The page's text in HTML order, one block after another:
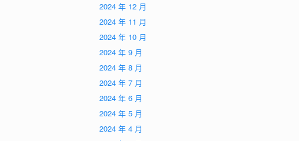
2024 年 12 月
2024 年 11 月
2024 年 10 月
2024 年 9 月
2024 年 8 月
2024 年 7 月
2024 年 6 月
2024 年 5 月
2024 年 4 月